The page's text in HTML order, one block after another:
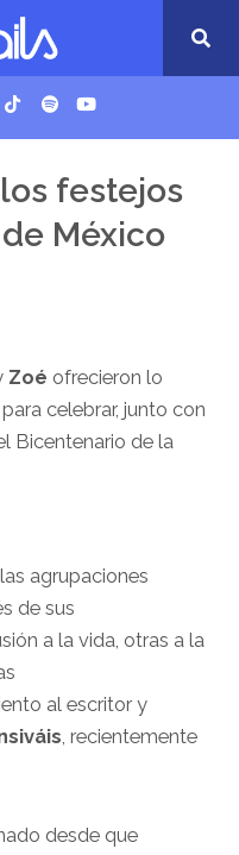
festejos
México
Zoé ofrecieron lo
celebrar, junto con
Bicentenario de la
agrupaciones
de sus
a la vida, otras a la
al escritor y
, recientemente
desde que